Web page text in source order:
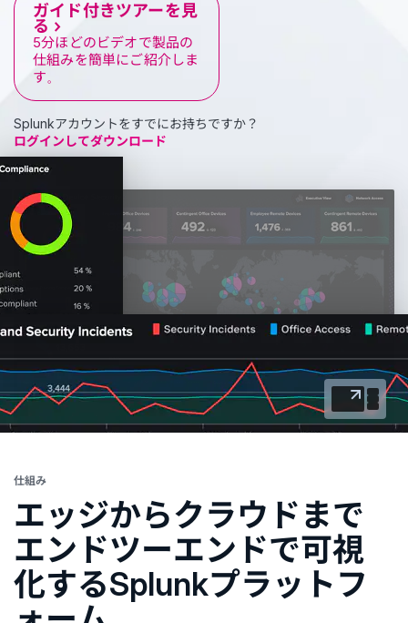
ガイド付きツアーを見
る
5分ほどのビデオで製品の
仕組みを簡単にご紹介しま
す。
Splunkアカウントをすでにお持ちですか？
ログインしてダウンロード
仕組み
エッジからクラウドまで
エンドツーエンドで可視
化するSplunkプラットフ